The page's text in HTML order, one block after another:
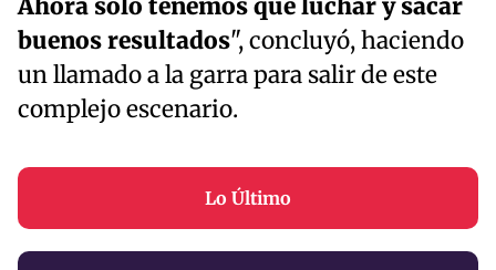
Ahora solo tenemos que luchar y sacar
buenos resultados", concluyó, haciendo
un llamado a la garra para salir de este
complejo escenario.
Lo Último